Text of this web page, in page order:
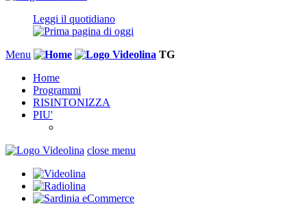
Leggi il quotidiano
Menu
TG
Home
Programmi
RISINTONIZZA
PIU'
close menu